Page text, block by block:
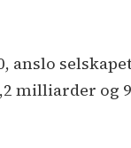
anslo
milliarder og